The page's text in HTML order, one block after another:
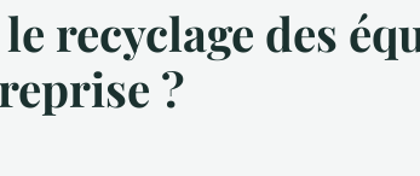
recyclage des
?